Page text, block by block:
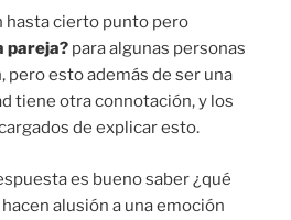
hasta cierto punto pero
pareja? para algunas personas
pero esto además de ser una
tiene otra connotación, y los
de explicar esto.
es bueno saber ¿qué
alusión a una emoción